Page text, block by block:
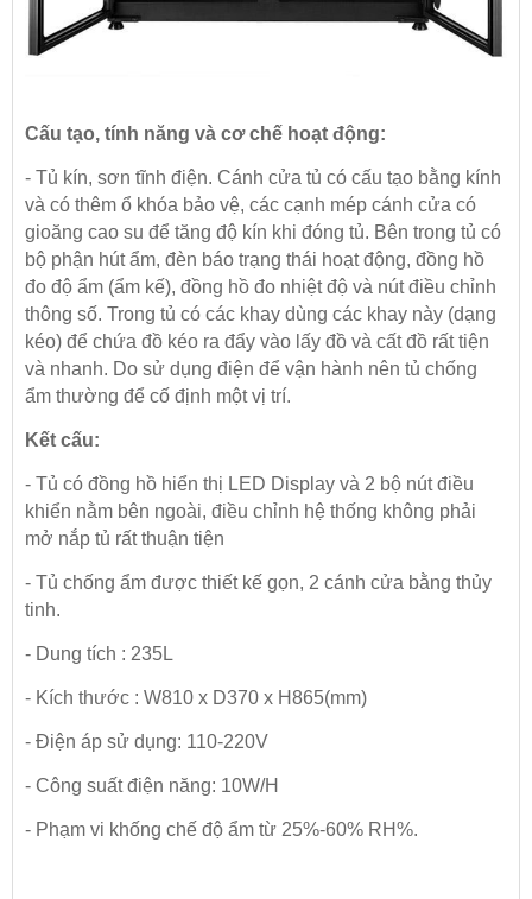
Cấu tạo, tính năng và cơ chế hoạt động:
- Tủ kín, sơn tĩnh điện. Cánh cửa tủ có cấu tạo bằng kính
và có thêm ổ khóa bảo vệ, các cạnh mép cánh cửa có
gioăng cao su để tăng độ kín khi đóng tủ. Bên trong tủ có
bộ phận hút ẩm, đèn báo trạng thái hoạt động, đồng hồ
đo độ ẩm (ẩm kế), đồng hồ đo nhiệt độ và nút điều chỉnh
thông số. Trong tủ có các khay dùng các khay này (dạng
kéo) để chứa đồ kéo ra đẩy vào lấy đồ và cất đồ rất tiện
và nhanh. Do sử dụng điện để vận hành nên tủ chống
ẩm thường để cố định một vị trí.
Kết cấu:
- Tủ có đồng hồ hiển thị LED Display và 2 bộ nút điều
khiển nằm bên ngoài, điều chỉnh hệ thống không phải
mở nắp tủ rất thuận tiện
- Tủ chống ẩm được thiết kế gọn, 2 cánh cửa bằng thủy
tinh.
- Dung tích : 235L
- Kích thước : W810 x D370 x H865(mm)
- Điện áp sử dụng: 110-220V
- Công suất điện năng: 10W/H
- Phạm vi khống chế độ ẩm từ 25%-60% RH%.